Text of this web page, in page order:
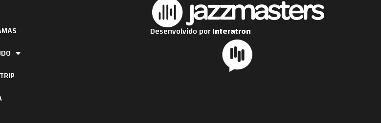
Desenvolvido porInteratron